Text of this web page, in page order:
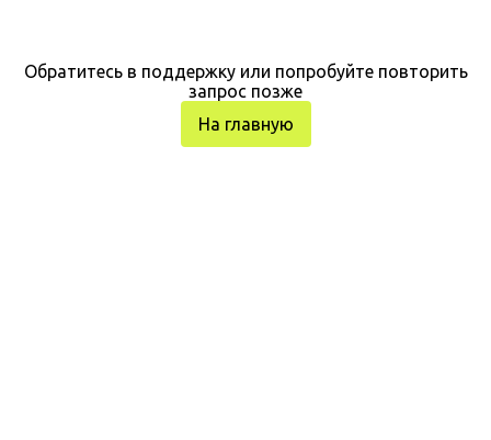
Обратитесь в поддержку или попробуйте повторить
запрос позже
На главную